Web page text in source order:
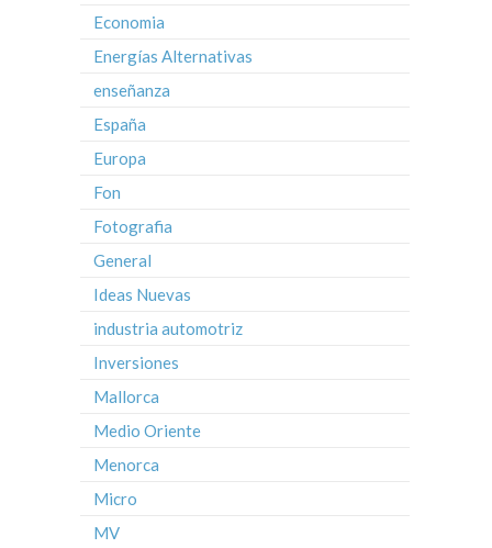
Economia
Energías Alternativas
enseñanza
España
Europa
Fon
Fotografia
General
Ideas Nuevas
industria automotriz
Inversiones
Mallorca
Medio Oriente
Menorca
Micro
MV